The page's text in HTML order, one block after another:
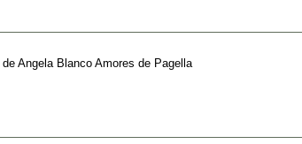
de Angela Blanco Amores de Pagella